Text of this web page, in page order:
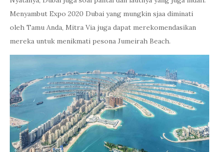
Menyambut Expo 2020 Dubai yang mungkin sjaa diminati
oleh Tamu Anda, Mitra Via juga dapat merekomendasikan
mereka untuk menikmati pesona Jumeirah Beach.